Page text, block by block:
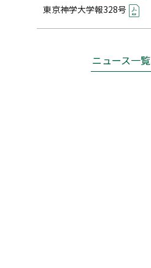
東京神学大学報328号
ニュース一覧